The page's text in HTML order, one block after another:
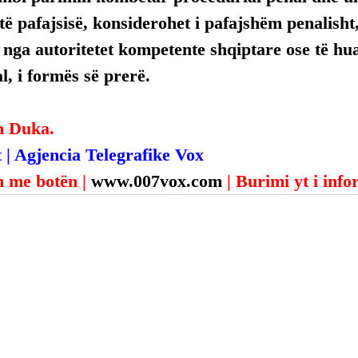
pafajsisë, konsiderohet i pafajshëm
autoritetet kompetente shqiptare ose të
i formës së prerë.
Duka.
Agjencia Telegrafike Vox
me botën | www.007vox.com | Burimi yt i